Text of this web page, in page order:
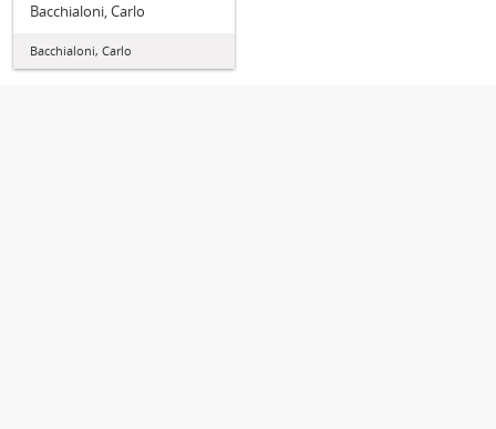
Bacchialoni, Carlo
Bacchialoni, Carlo